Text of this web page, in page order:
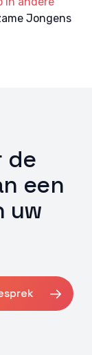
Jongens
de
een
uw